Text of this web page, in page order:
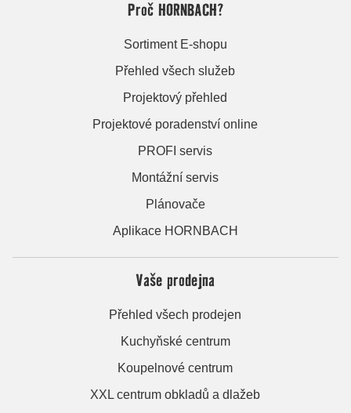
Proč HORNBACH?
Sortiment E-shopu
Přehled všech služeb
Projektový přehled
Projektové poradenství online
PROFI servis
Montážní servis
Plánovače
Aplikace HORNBACH
Vaše prodejna
Přehled všech prodejen
Kuchyňské centrum
Koupelnové centrum
XXL centrum obkladů a dlažeb